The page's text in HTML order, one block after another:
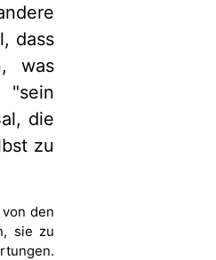
dass
was
die
zu
den
sie zu